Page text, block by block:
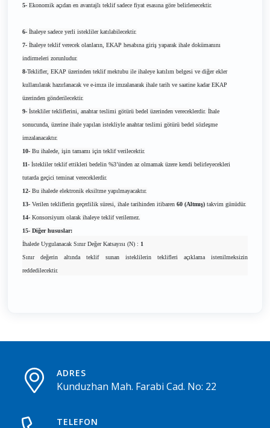
5- Ekonomik açıdan en avantajlı teklif sadece fiyat esasına göre belirlenecektir.
6- İhaleye sadece yerli istekliler katılabilecektir.
7- İhaleye teklif verecek olanların, EKAP hesabına giriş yaparak ihale dokümanını
indirmeleri zorunludur.
8-Teklifler, EKAP üzerinden teklif mektubu ile ihaleye katılım belgesi ve diğer ekler
kullanılarak hazırlanacak ve e-imza ile imzalanarak ihale tarih ve saatine kadar EKAP
üzerinden gönderilecektir.
9- İstekliler tekliflerini, anahtar teslimi götürü bedel üzerinden vereceklerdir. İhale
sonucunda, üzerine ihale yapılan istekliyle anahtar teslimi götürü bedel sözleşme
imzalanacaktır.
10- Bu ihalede, işin tamamı için teklif verilecektir.
11- İstekliler teklif ettikleri bedelin %3’ünden az olmamak üzere kendi belirleyecekleri
tutarda geçici teminat vereceklerdir.
12- Bu ihalede elektronik eksiltme yapılmayacaktır.
13- Verilen tekliflerin geçerlilik süresi, ihale tarihinden itibaren 60 (Altmış) takvim günüdür.
14- Konsorsiyum olarak ihaleye teklif verilemez.
15- Diğer hususlar:
İhalede Uygulanacak Sınır Değer Katsayısı (N) : 1
Sınır değerin altında teklif sunan isteklilerin teklifleri açıklama istenilmeksizin
reddedilecektir.
ADRES
Kunduzhan Mah. Farabi Cad. No: 22
TELEFON